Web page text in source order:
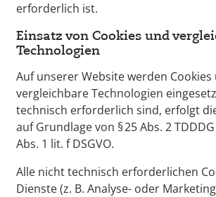
erforderlich ist.
Einsatz von Cookies und
Technologien
Auf unserer Website werden Cookies
vergleichbare Technologien
technisch erforderlich sind, erfolgt
auf Grundlage von § 25 Abs. 2
Abs. 1 lit. f DSGVO.
Alle nicht technisch erforderlichen
Dienste (z. B. Analyse- oder